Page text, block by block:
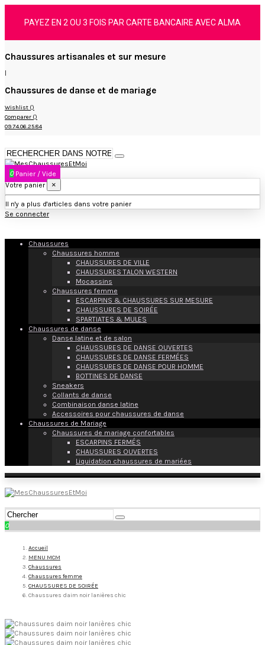
PAYEZ EN 2 OU 3 FOIS PAR CARTE BANCAIRE AVEC ALMA
Chaussures artisanales et sur mesure
Chaussures de danse et de mariage
Wishlist ()
Comparer ()
09.74.06.25.84
0 Panier / Vide
Votre panier
×
Il n'y a plus d'articles dans votre panier
Se connecter
Chaussures
Chaussures homme
CHAUSSURES DE VILLE
CHAUSSURES TALON WESTERN
Mocassins
Chaussures femme
ESCARPINS & CHAUSSURES SUR MESURE
CHAUSSURES DE SOIRÉE
SPARTIATES & MULES
Chaussures de danse
Danse latine et de salon
CHAUSSURES DE DANSE OUVERTES
CHAUSSURES DE DANSE FERMÉES
CHAUSSURES DE DANSE POUR HOMME
BOTTINES DE DANSE
Sneakers
Collants de danse
Combinaison danse latine
Accessoires pour chaussures de danse
Chaussures de Mariage
Chaussures de mariage confortables
ESCARPINS FERMÉS
CHAUSSURES OUVERTES
Liquidation chaussures de mariées
0
Accueil
MENU MCM
Chaussures
Chaussures femme
CHAUSSURES DE SOIRÉE
Chaussures daim noir lanières chic